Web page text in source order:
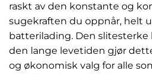
raskt av den konstante og
sugekraften du oppnår, helt
batterilading. Den
den lange levetiden gjør
og økonomisk valg for alle